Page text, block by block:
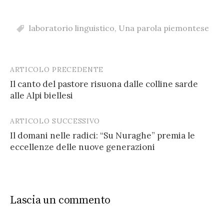
laboratorio linguistico, Una parola piemontese
Post
navigation
ARTICOLO PRECEDENTE
Il canto del pastore risuona dalle colline sarde
alle Alpi biellesi
ARTICOLO SUCCESSIVO
Il domani nelle radici: “Su Nuraghe” premia le
eccellenze delle nuove generazioni
Lascia un commento